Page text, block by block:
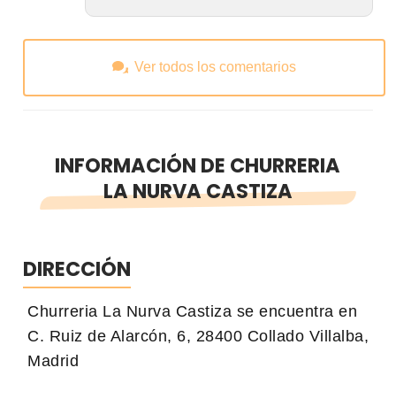
Ver todos los comentarios
INFORMACIÓN DE CHURRERIA
LA NURVA CASTIZA
DIRECCIÓN
Churreria La Nurva Castiza se encuentra en
C. Ruiz de Alarcón, 6, 28400 Collado Villalba,
Madrid